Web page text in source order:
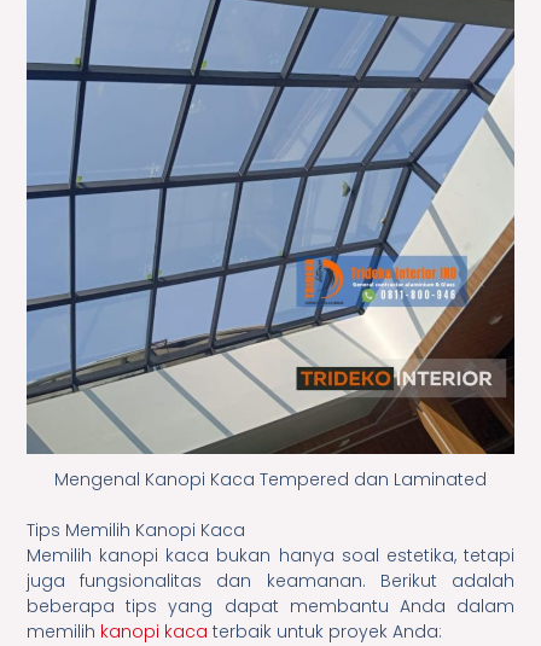
Mengenal Kanopi Kaca Tempered dan Laminated
Tips Memilih Kanopi Kaca
Memilih kanopi kaca bukan hanya soal estetika, tetapi
juga fungsionalitas dan keamanan. Berikut adalah
beberapa tips yang dapat membantu Anda dalam
memilih kanopi kaca terbaik untuk proyek Anda: